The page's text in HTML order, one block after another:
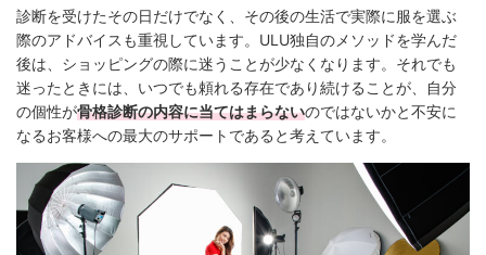
診断を受けたその日だけでなく、その後の生活で実際に服を選ぶ
際のアドバイスも重視しています。ULU独自のメソッドを学んだ
後は、ショッピングの際に迷うことが少なくなります。それでも
迷ったときには、いつでも頼れる存在であり続けることが、自分
の個性が骨格診断の内容に当てはまらないのではないかと不安に
なるお客様への最大のサポートであると考えています。